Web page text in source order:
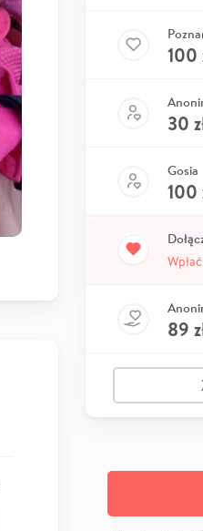
100
30
Gosia
100
89